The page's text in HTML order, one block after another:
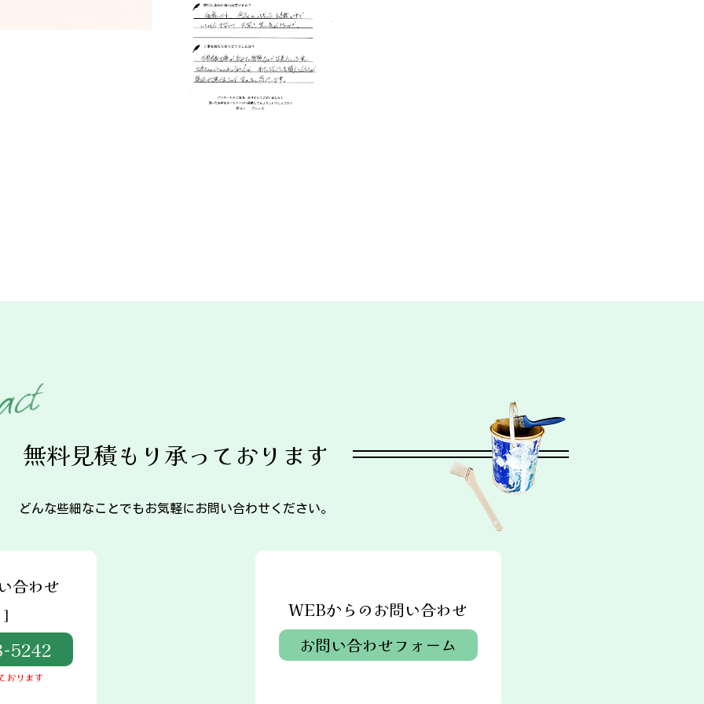
ct
無料見積もり承っております
どんな些細なことでもお気軽にお問い合わせください。
合わせ
]
5242
おります
WEBからのお問い合わせ
お問い合わせフォーム